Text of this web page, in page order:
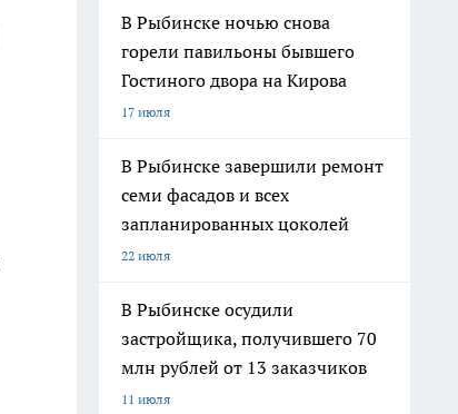
В Рыбинске ночью снова
горели павильоны бывшего
Гостиного двора на Кирова
17 июля
В Рыбинске завершили ремонт
семи фасадов и всех
запланированных цоколей
22 июля
В Рыбинске осудили
застройщика, получившего 70
млн рублей от 13 заказчиков
11 июля